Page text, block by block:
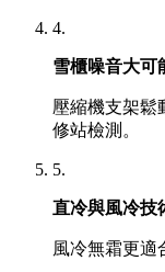
4.
雪櫃噪音大可
壓縮機支架鬆
修站檢測。
5.
直冷與風冷技
風冷無霜更適